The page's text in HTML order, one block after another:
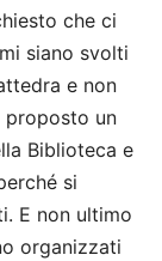
che ci
siano svolti
e non
proposto un
Biblioteca e
si
E non ultimo
organizzati